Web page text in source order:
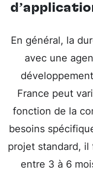
En général, la
avec une
France peut
fonction de la
besoins
projet standard,
entre 3 à 6